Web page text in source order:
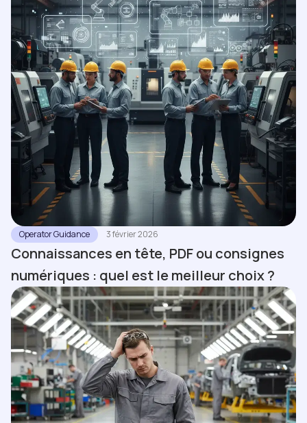
Operator Guidance 3 février 2026
Connaissances en tête, PDF ou consignes
numériques : quel est le meilleur choix ?